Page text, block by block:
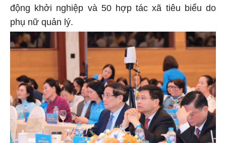
động khởi nghiệp và 50 hợp tác xã tiêu biểu do
phụ nữ quản lý.